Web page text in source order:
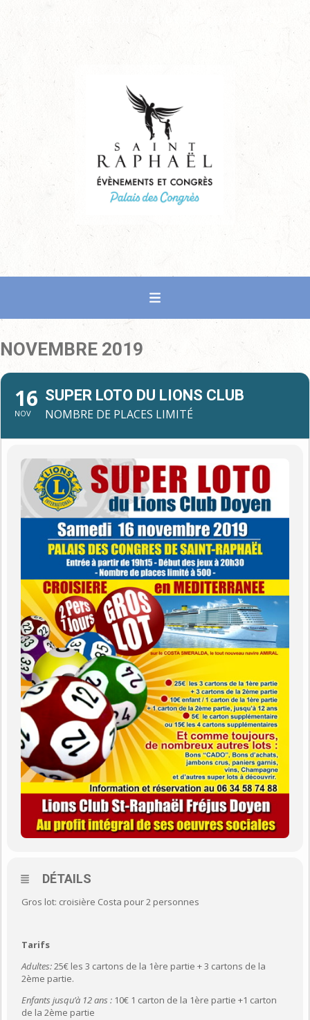
NOVEMBRE 2019
16
NOV
SUPER LOTO DU LIONS CLUB
NOMBRE DE PLACES LIMITÉ
DÉTAILS
Gros lot: croisière Costa pour 2 personnes
Tarifs
Adultes:25€ les 3 cartons de la 1ère partie + 3 cartons de la
2ème partie.
Enfants jusqu’à 12 ans : 10€ 1 carton de la 1ère partie +1 carton
de la 2ème partie